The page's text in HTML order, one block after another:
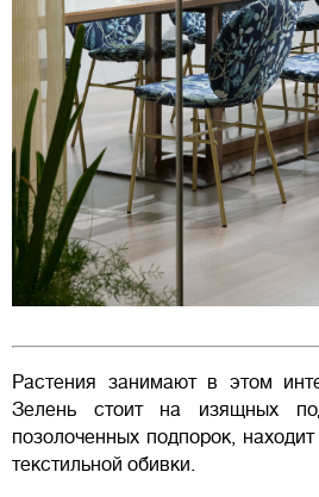
Растения занимают в этом
Зелень стоит на изящных
позолоченных подпорок,
текстильной обивки.